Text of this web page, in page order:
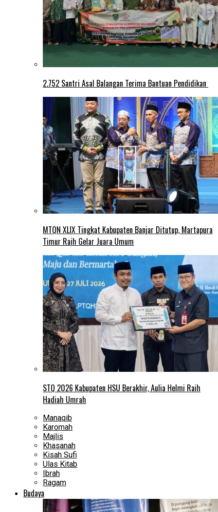
2.752 Santri Asal Balangan Terima Bantuan Pendidikan
MTQN XLIX Tingkat Kabupaten Banjar Ditutup, Martapura
Timur Raih Gelar Juara Umum
STQ 2026 Kabupaten HSU Berakhir, Aulia Helmi Raih
Hadiah Umrah
Manaqib
Karomah
Majlis
Khasanah
Kisah Sufi
Ulas Kitab
Ibrah
Ragam
Budaya